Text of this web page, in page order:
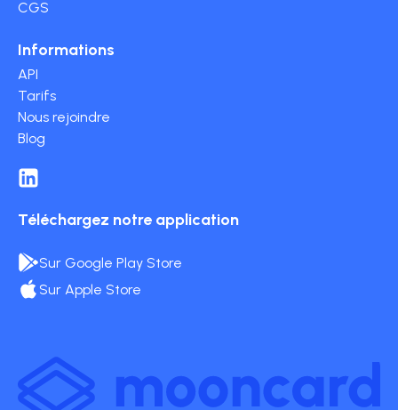
CGS
Informations
API
Tarifs
Nous rejoindre
Blog
Téléchargez notre application
Sur Google Play Store
Sur Apple Store